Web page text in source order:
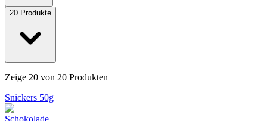
20 Produkte
Zeige 20 von 20 Produkten
Snickers 50g
Schokolade